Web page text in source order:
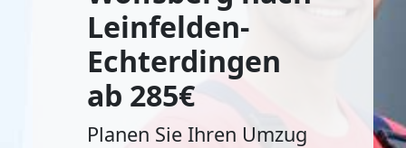
Leinfelden-
Echterdingen
ab 285€
Planen Sie Ihren Umzug